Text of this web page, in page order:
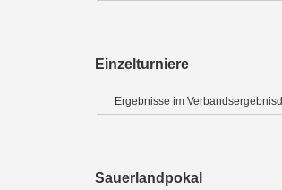
Einzelturniere
Ergebnisse im
Sauerlandpokal